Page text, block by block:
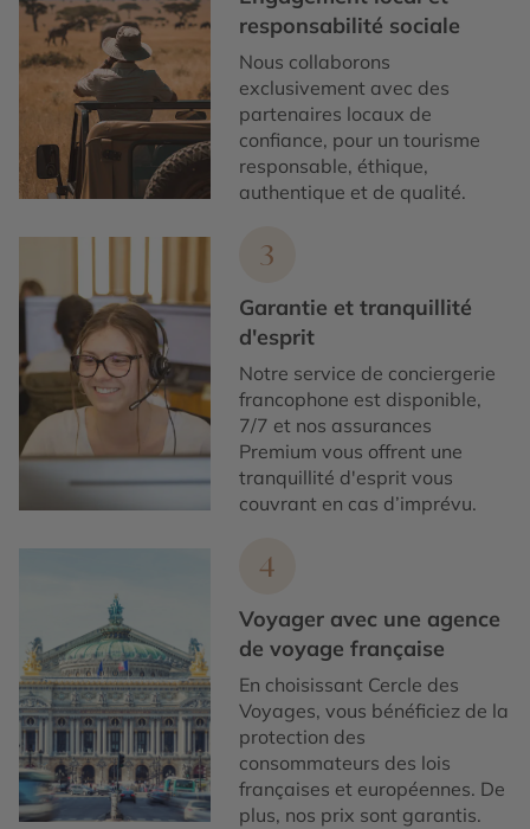
responsabilité sociale
Nous collaborons
exclusivement avec des
partenaires locaux de
confiance, pour un tourisme
responsable, éthique,
authentique et de qualité.
3
Garantie et tranquillité
d'esprit
Notre service de conciergerie
francophone est disponible,
7/7 et nos assurances
Premium vous offrent une
tranquillité d'esprit vous
couvrant en cas d’imprévu.
4
Voyager avec une agence
de voyage française
En choisissant Cercle des
Voyages, vous bénéficiez de la
protection des
consommateurs des lois
françaises et européennes. De
plus, nos prix sont garantis.